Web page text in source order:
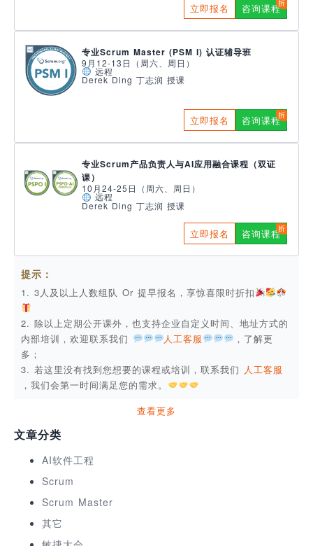
立即报名 咨询课程
专业Scrum Master (PSM I) 认证辅导班
9月12-13日（周六、周日）
远程
Derek Ding 丁志润 授课
立即报名 咨询课程
专业Scrum产品负责人与AI应用融合课程（双证
课）
10月24-25日（周六、周日）
远程
Derek Ding 丁志润 授课
立即报名 咨询课程
提示：
1. 3人及以上人数组队 Or 提早报名，享惊喜限时折扣
2. 除以上定期公开课外，也支持企业自定义时间、地址方式的
内部培训，欢迎联系我们
人工客服
，了解更
多；
3. 若这里没有找到您想要的课程或培训，联系我们 人工客服
，我们会第一时间满足您的需求。
查看更多
文章分类
AI软件工程
Scrum
Scrum Master
其它